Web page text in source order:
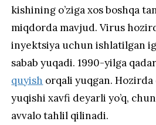
kishining o’ziga xos boshqa
miqdorda mavjud. Virus
inyektsiya uchun ishlatilgan
sabab yuqadi. 1990-yilga
quyish orqali yuqgan.
yuqishi xavfi deyarli yo’q,
avvalo tahlil qilinadi.